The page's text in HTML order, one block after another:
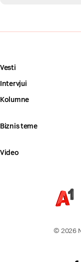
Vesti
Intervjui
Kolumne
Biznis teme
Video
© 2026